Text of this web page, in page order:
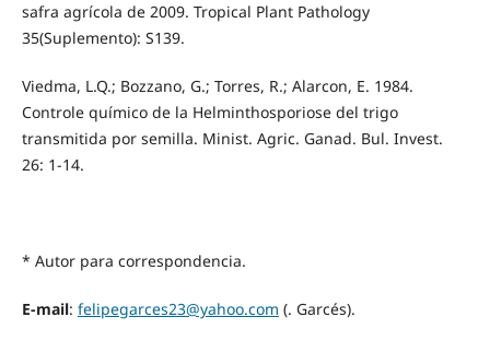
safra agrícola de 2009. Tropical Plant Pathology
35(Suplemento): S139.
Viedma, L.Q.; Bozzano, G.; Torres, R.; Alarcon, E. 1984.
Controle químico de la Helminthosporiose del trigo
transmitida por semilla. Minist. Agric. Ganad. Bul. Invest.
26: 1-14.
* Autor para correspondencia.
E-mail: felipegarces23@yahoo.com (. Garcés).